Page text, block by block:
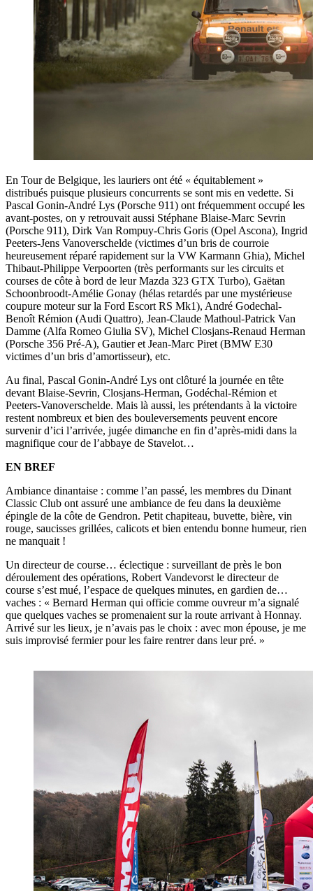
En Tour de Belgique, les lauriers ont été « équitablement »
distribués puisque plusieurs concurrents se sont mis en vedette. Si
Pascal Gonin-André Lys (Porsche 911) ont fréquemment occupé les
avant-postes, on y retrouvait aussi Stéphane Blaise-Marc Sevrin
(Porsche 911), Dirk Van Rompuy-Chris Goris (Opel Ascona), Ingrid
Peeters-Jens Vanoverschelde (victimes d’un bris de courroie
heureusement réparé rapidement sur la VW Karmann Ghia), Michel
Thibaut-Philippe Verpoorten (très performants sur les circuits et
courses de côte à bord de leur Mazda 323 GTX Turbo), Gaëtan
Schoonbroodt-Amélie Gonay (hélas retardés par une mystérieuse
coupure moteur sur la Ford Escort RS Mk1), André Godechal-
Benoît Rémion (Audi Quattro), Jean-Claude Mathoul-Patrick Van
Damme (Alfa Romeo Giulia SV), Michel Closjans-Renaud Herman
(Porsche 356 Pré-A), Gautier et Jean-Marc Piret (BMW E30
victimes d’un bris d’amortisseur), etc.
Au final, Pascal Gonin-André Lys ont clôturé la journée en tête
devant Blaise-Sevrin, Closjans-Herman, Godéchal-Rémion et
Peeters-Vanoverschelde. Mais là aussi, les prétendants à la victoire
restent nombreux et bien des bouleversements peuvent encore
survenir d’ici l’arrivée, jugée dimanche en fin d’après-midi dans la
magnifique cour de l’abbaye de Stavelot…
EN BREF
Ambiance dinantaise : comme l’an passé, les membres du Dinant
Classic Club ont assuré une ambiance de feu dans la deuxième
épingle de la côte de Gendron. Petit chapiteau, buvette, bière, vin
rouge, saucisses grillées, calicots et bien entendu bonne humeur, rien
ne manquait !
Un directeur de course… éclectique : surveillant de près le bon
déroulement des opérations, Robert Vandevorst le directeur de
course s’est mué, l’espace de quelques minutes, en gardien de…
vaches : « Bernard Herman qui officie comme ouvreur m’a signalé
que quelques vaches se promenaient sur la route arrivant à Honnay.
Arrivé sur les lieux, je n’avais pas le choix : avec mon épouse, je me
suis improvisé fermier pour les faire rentrer dans leur pré. »